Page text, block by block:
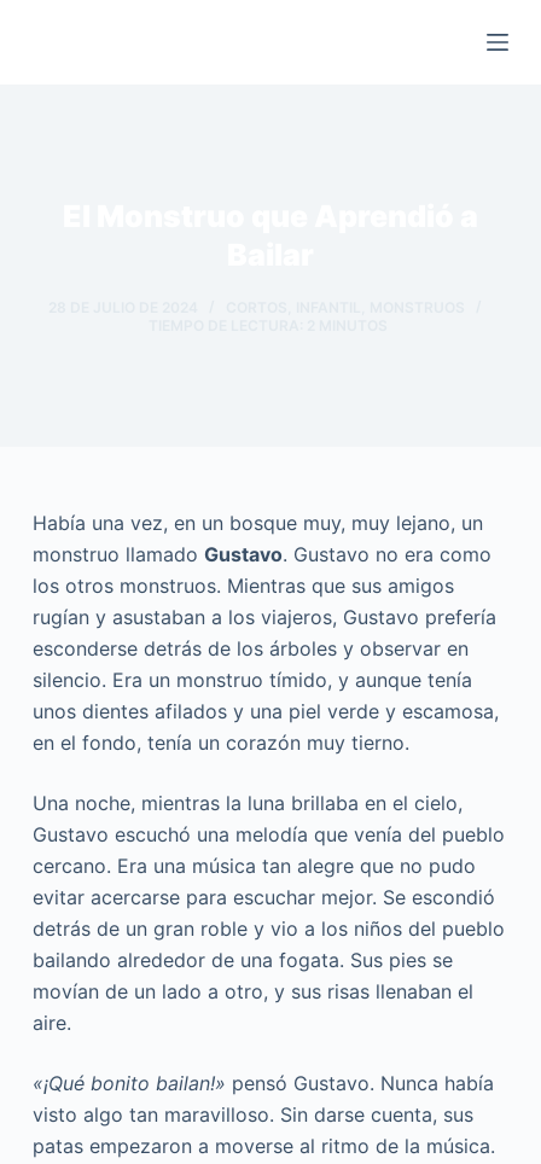
Había una vez, en un bosque muy, muy lejano, un
monstruo llamado Gustavo. Gustavo no era como
los otros monstruos. Mientras que sus amigos
rugían y asustaban a los viajeros, Gustavo prefería
esconderse detrás de los árboles y observar en
silencio. Era un monstruo tímido, y aunque tenía
unos dientes afilados y una piel verde y escamosa,
en el fondo, tenía un corazón muy tierno.
Una noche, mientras la luna brillaba en el cielo,
Gustavo escuchó una melodía que venía del pueblo
cercano. Era una música tan alegre que no pudo
evitar acercarse para escuchar mejor. Se escondió
detrás de un gran roble y vio a los niños del pueblo
bailando alrededor de una fogata. Sus pies se
movían de un lado a otro, y sus risas llenaban el
aire.
«¡Qué bonito bailan!» pensó Gustavo. Nunca había
visto algo tan maravilloso. Sin darse cuenta, sus
patas empezaron a moverse al ritmo de la música.